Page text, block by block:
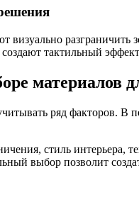
визуально
тактильный
материалов
ряд факторов. В
стиль интерьера,
выбор позволит